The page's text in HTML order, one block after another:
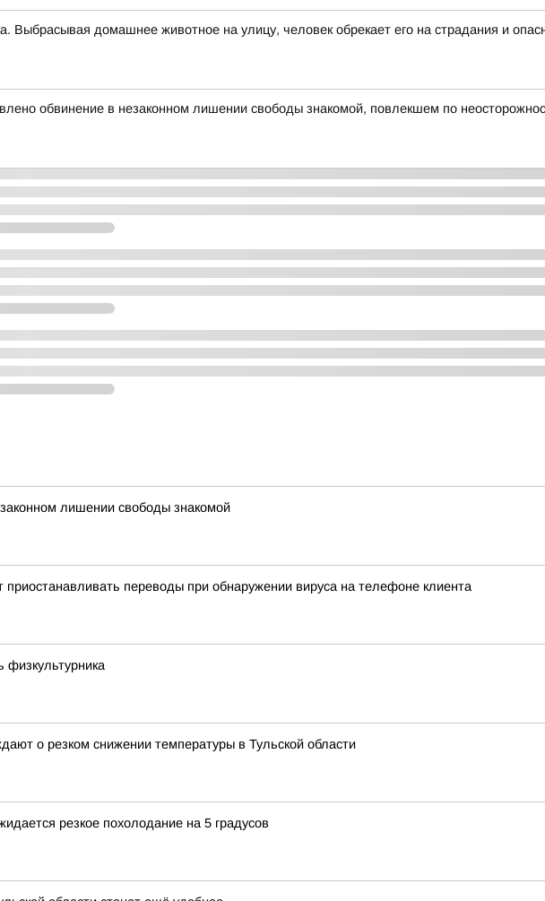
Выбрасывая домашнее животное на улицу, человек обрекает его на страдания и
обвинение в незаконном лишении свободы знакомой, повлекшем по
лишении свободы знакомой
приостанавливать переводы при обнаружении вируса на телефоне клиента
о резком снижении температуры в Тульской области
резкое похолодание на 5 градусов